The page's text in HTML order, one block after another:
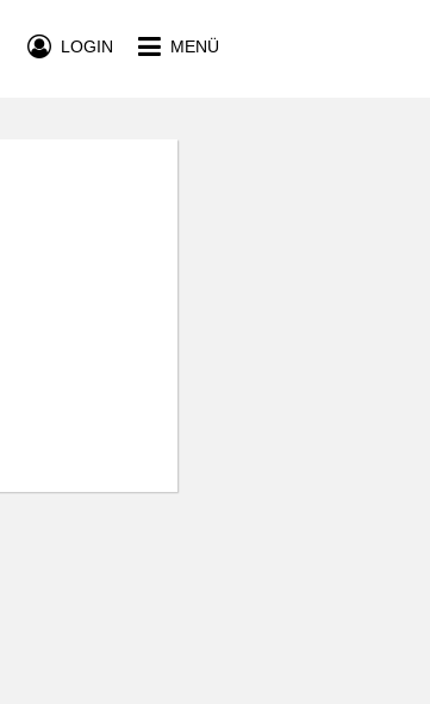
MENÜ
LOGIN